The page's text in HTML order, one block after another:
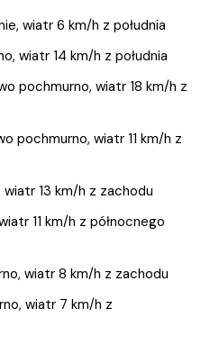
wiatr 6 km/h z południa
wiatr 14 km/h z południa
pochmurno, wiatr 18 km/h z
pochmurno, wiatr 11 km/h z
13 km/h z zachodu
11 km/h z północnego
wiatr 8 km/h z zachodu
wiatr 7 km/h z